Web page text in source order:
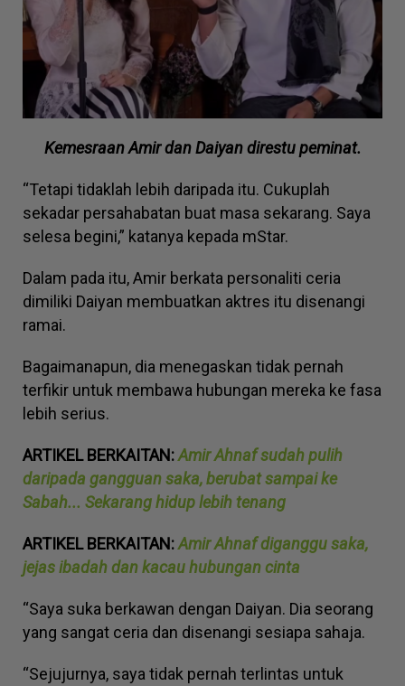
Kemesraan Amir dan Daiyan direstu peminat.
“Tetapi tidaklah lebih daripada itu. Cukuplah
sekadar persahabatan buat masa sekarang. Saya
selesa begini,” katanya kepada mStar.
Dalam pada itu, Amir berkata personaliti ceria
dimiliki Daiyan membuatkan aktres itu disenangi
ramai.
Bagaimanapun, dia menegaskan tidak pernah
terfikir untuk membawa hubungan mereka ke fasa
lebih serius.
ARTIKEL BERKAITAN:Amir Ahnaf sudah pulih
daripada gangguan saka, berubat sampai ke
Sabah... Sekarang hidup lebih tenang
ARTIKEL BERKAITAN:Amir Ahnaf diganggu saka,
jejas ibadah dan kacau hubungan cinta
“Saya suka berkawan dengan Daiyan. Dia seorang
yang sangat ceria dan disenangi sesiapa sahaja.
“Sejujurnya, saya tidak pernah terlintas untuk